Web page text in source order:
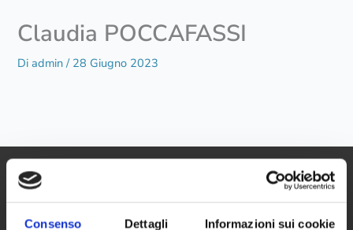
Consenso Dettagli Informazioni sui cookie
Claudia POCCAFASSI
Diadmin/ 28 Giugno 2023